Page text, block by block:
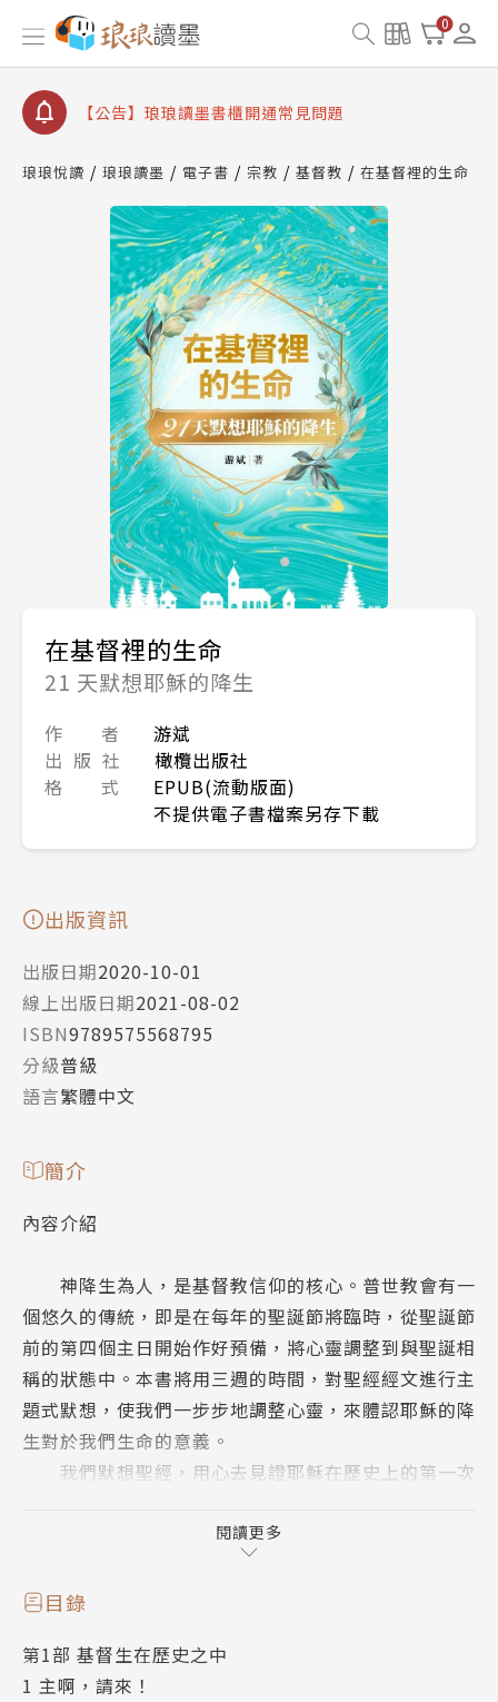
0
【公告】因 Readmoo 讀墨系統維護中，本站同步暫
停部分閱讀服務
【公告】琅琅讀墨數位閱讀資產合併與書櫃開通申請
【公告】琅琅讀墨書櫃開通常見問題
請圖文教學
查詢
【公告】因 Readmoo 讀墨系統維護中，本站同步暫
停部分閱讀服務
琅琅悅讀 琅琅讀墨 電子書 宗教 基督教 在基督裡的生命
在基督裡的生命
21 天默想耶穌的降生
作 者
游斌
出 版 社
橄欖出版社
格 式
EPUB(流動版面)
不提供電子書檔案另存下載
出版資訊
出版日期2020-10-01
線上出版日期2021-08-02
ISBN9789575568795
分級普級
語言繁體中文
簡介
內容介紹
神降生為人，是基督教信仰的核心。普世教會有一
個悠久的傳統，即是在每年的聖誕節將臨時，從聖誕節
前的第四個主日開始作好預備，將心靈調整到與聖誕相
稱的狀態中。本書將用三週的時間，對聖經經文進行主
題式默想，使我們一步步地調整心靈，來體認耶穌的降
生對於我們生命的意義。
我們默想聖經，用心去見證耶穌在歷史上的第一次
來臨；同時，我們還打開內心，邀請耶穌現在就進入我
們每一個人裡面，迎接祂「就在今天」的來臨。
作者簡介
閱讀更多
目錄
第1部 基督生在歷史之中
1 主啊，請來！